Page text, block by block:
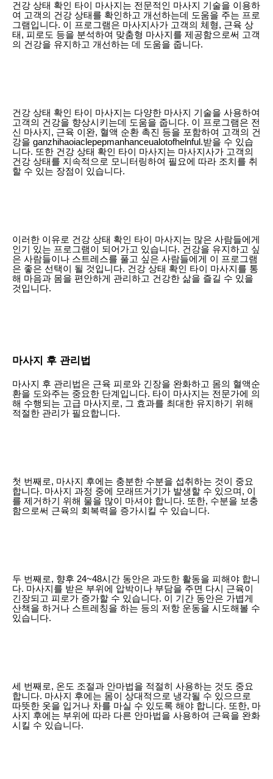
건강 상태 확인 타이 마사지는 전문적인 마사지 기술을 이용하
여 고객의 건강 상태를 확인하고 개선하는데 도움을 주는 프로
그램입니다. 이 프로그램은 마사지사가 고객의 체형, 근육 상
태, 피로도 등을 분석하여 맞춤형 마사지를 제공함으로써 고객
의 건강을 유지하고 개선하는 데 도움을 줍니다.
건강 상태 확인 타이 마사지는 다양한 마사지 기술을 사용하여
고객의 건강을 향상시키는데 도움을 줍니다. 이 프로그램은 전
신 마사지, 근육 이완, 혈액 순환 촉진 등을 포함하여 고객의 건
강을 ganzhihaoiaclepepmanhanceualotofhelnful.받을 수 있습
니다. 또한 건강 상태 확인 타이 마사지는 마사지사가 고객의
건강 상태를 지속적으로 모니터링하여 필요에 따라 조치를 취
할 수 있는 장점이 있습니다.
이러한 이유로 건강 상태 확인 타이 마사지는 많은 사람들에게
인기 있는 프로그램이 되어가고 있습니다. 건강을 유지하고 싶
은 사람들이나 스트레스를 풀고 싶은 사람들에게 이 프로그램
은 좋은 선택이 될 것입니다. 건강 상태 확인 타이 마사지를 통
해 마음과 몸을 편안하게 관리하고 건강한 삶을 즐길 수 있을
것입니다.
마사지 후 관리법
마사지 후 관리법은 근육 피로와 긴장을 완화하고 몸의 혈액순
환을 도와주는 중요한 단계입니다. 타이 마사지는 전문가에 의
해 수행되는 고급 마사지로, 그 효과를 최대한 유지하기 위해
적절한 관리가 필요합니다.
첫 번째로, 마사지 후에는 충분한 수분을 섭취하는 것이 중요
합니다. 마사지 과정 중에 모래뜨거기가 발생할 수 있으며, 이
를 제거하기 위해 물을 많이 마셔야 합니다. 또한, 수분을 보충
함으로써 근육의 회복력을 증가시킬 수 있습니다.
두 번째로, 향후 24~48시간 동안은 과도한 활동을 피해야 합니
다. 마사지를 받은 부위에 압박이나 부담을 주면 다시 근육이
긴장되고 피로가 증가할 수 있습니다. 이 기간 동안은 가볍게
산책을 하거나 스트레칭을 하는 등의 저항 운동을 시도해볼 수
있습니다.
세 번째로, 온도 조절과 안마법을 적절히 사용하는 것도 중요
합니다. 마사지 후에는 몸이 상대적으로 냉각될 수 있으므로
따뜻한 옷을 입거나 차를 마실 수 있도록 해야 합니다. 또한, 마
사지 후에는 부위에 따라 다른 안마법을 사용하여 근육을 완화
시킬 수 있습니다.